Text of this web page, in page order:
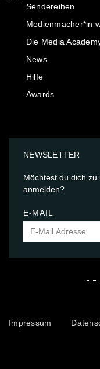
Sendereihen
Medienmacher*in
Die Media
News
Hilfe
Awards
NEWSLETTER
Möchtest du dich zu
anmelden?
E-MAIL
Impressum